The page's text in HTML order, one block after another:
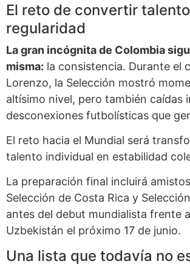
El reto de convertir
regularidad
La gran incógnita de Colombia
misma: la consistencia. Durante el
Lorenzo, la Selección mostró
altísimo nivel, pero también caídas
desconexiones futbolísticas que
El reto hacia el Mundial será
talento individual en estabilidad
La preparación final incluirá
Selección de Costa Rica y
antes del debut mundialista frente
Uzbekistán el próximo 17 de junio.
Una lista que todavía no